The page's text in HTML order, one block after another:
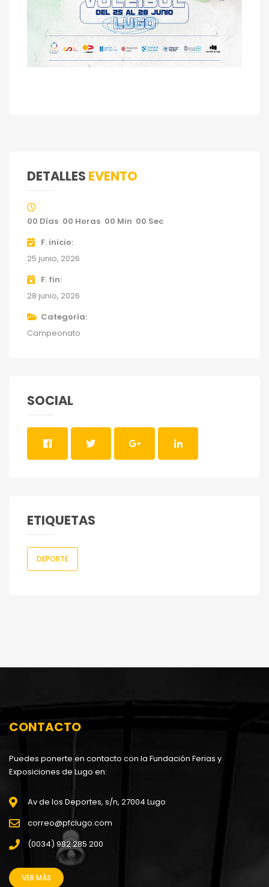
DETALLES EVENTO
00 Días 00 Horas 00 Min 00 Sec
F. inicio
25 junio, 2026
F. fin
28 junio, 2026
Categoría
Campeonato
SOCIAL
ETIQUETAS
DEPORTE
CONTACTO
Puedes ponerte en contacto con la Fundación Ferias y
Exposiciones de Lugo en:
Av de los Deportes, s/n, 27004 Lugo
correo@pfclugo.com
(0034) 982 285 200
VER MÁS